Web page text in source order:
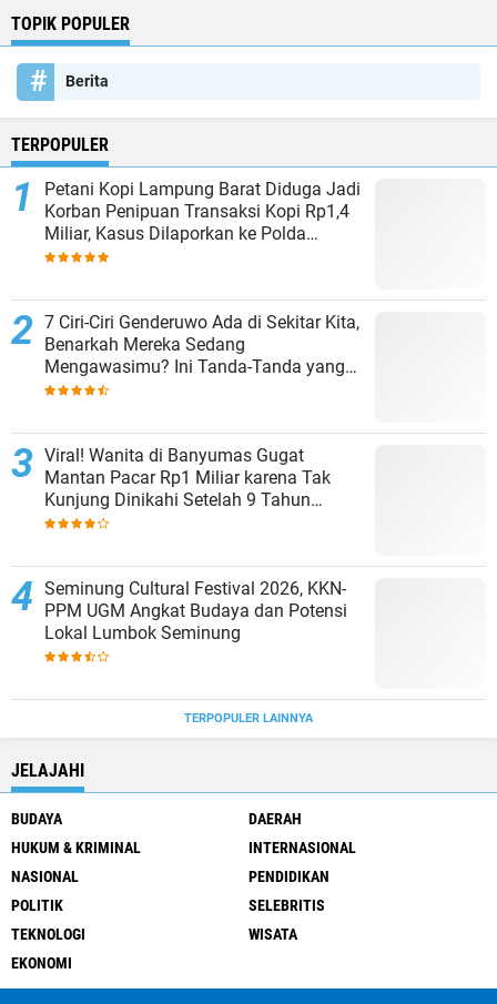
TOPIK POPULER
Berita
TERPOPULER
Petani Kopi Lampung Barat Diduga Jadi
Korban Penipuan Transaksi Kopi Rp1,4
Miliar, Kasus Dilaporkan ke Polda
Lampung
7 Ciri-Ciri Genderuwo Ada di Sekitar Kita,
Benarkah Mereka Sedang
Mengawasimu? Ini Tanda-Tanda yang
Sering Diabaikan
Viral! Wanita di Banyumas Gugat
Mantan Pacar Rp1 Miliar karena Tak
Kunjung Dinikahi Setelah 9 Tahun
Berpacaran
Seminung Cultural Festival 2026, KKN-
PPM UGM Angkat Budaya dan Potensi
Lokal Lumbok Seminung
TERPOPULER LAINNYA
JELAJAHI
BUDAYA
DAERAH
HUKUM & KRIMINAL
INTERNASIONAL
NASIONAL
PENDIDIKAN
POLITIK
SELEBRITIS
TEKNOLOGI
WISATA
EKONOMI